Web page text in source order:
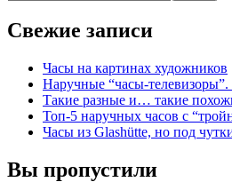
Свежие записи
Часы на картинах художников
Наручные “часы-телевизоры”.
Такие разные и… такие
Топ-5 наручных часов с
Часы из Glashütte, но под
Вы пропустили